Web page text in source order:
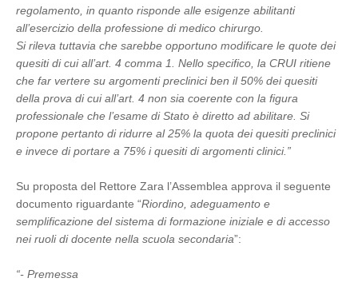
regolamento, in quanto risponde alle esigenze abilitanti
all’esercizio della professione di medico chirurgo.
Si rileva tuttavia che sarebbe opportuno modificare le quote dei
quesiti di cui all’art. 4 comma 1. Nello specifico, la CRUI ritiene
che far vertere su argomenti preclinici ben il 50% dei quesiti
della prova di cui all’art. 4 non sia coerente con la figura
professionale che l’esame di Stato è diretto ad abilitare. Si
propone pertanto di ridurre al 25% la quota dei quesiti preclinici
e invece di portare a 75% i quesiti di argomenti clinici.”
Su proposta del Rettore Zara l’Assemblea approva il seguente
documento riguardante “Riordino, adeguamento e
semplificazione del sistema di formazione iniziale e di accesso
nei ruoli di docente nella scuola secondaria”:
“- Premessa